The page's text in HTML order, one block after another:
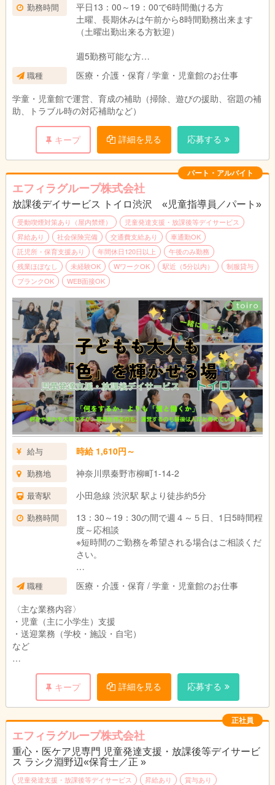
勤務時間
平日13：00～19：00で6時間働ける方
土曜、長期休みは午前から8時間勤務出来ます
（土曜出勤出来る方歓迎）
週5勤務可能な方
曜日、時間につきましてはお気軽にお問合せ下
さい。
職種
医療・介護・保育 / 学童・児童館のお仕事
学童・児童館で運営、育成の補助（掃除、遊びの援助、宿題の補
助、トラブル時の対応補助など）
キープ 詳細を見る 応募する
パート・アルバイト
エフィラグループ株式会社
放課後デイサービス トイロ渋沢 «児童指導員／パート»
受動喫煙対策あり（屋内禁煙）
児童発達支援・放課後等デイサービス
昇給あり
社会保険完備 交通費支給あり
車通勤OK
託児所・保育支援あり
年間休日120日以上
午後のみ勤務
残業ほぼなし
未経験OK WワークOK 駅近（5分以内）
制服貸与
ブランクOK
WEB面接OK
給与 時給 1,610円～
勤務地 神奈川県秦野市柳町1-14-2
最寄駅 小田急線 渋沢駅 駅より徒歩約5分
勤務時間
13：30～19：30の間で週４～５日、1日5時間程
度～応相談
※短時間のご勤務を希望される場合はご相談くだ
さい。
職種
医療・介護・保育 / 学童・児童館のお仕事
〈主な業務内容〉
・児童（主に小学生）支援
・送迎業務（学校・施設・自宅）
など
※勤務時間はお気軽にご相談ください！
13:30 出勤・送迎出発
14:00 子供たちが下校・お迎え
15:00 おやつ
16:30 活動
17:30 帰りの会・お見送り
18:30 清掃・事務作業など
19:30 退勤
キープ 詳細を見る 応募する
正社員
エフィラグループ株式会社
重心・医ケア児専門 児童発達支援・放課後等デイサービ
ス ラシク淵野辺«保育士／正 »
児童発達支援・放課後等デイサービス 昇給あり
賞与あり